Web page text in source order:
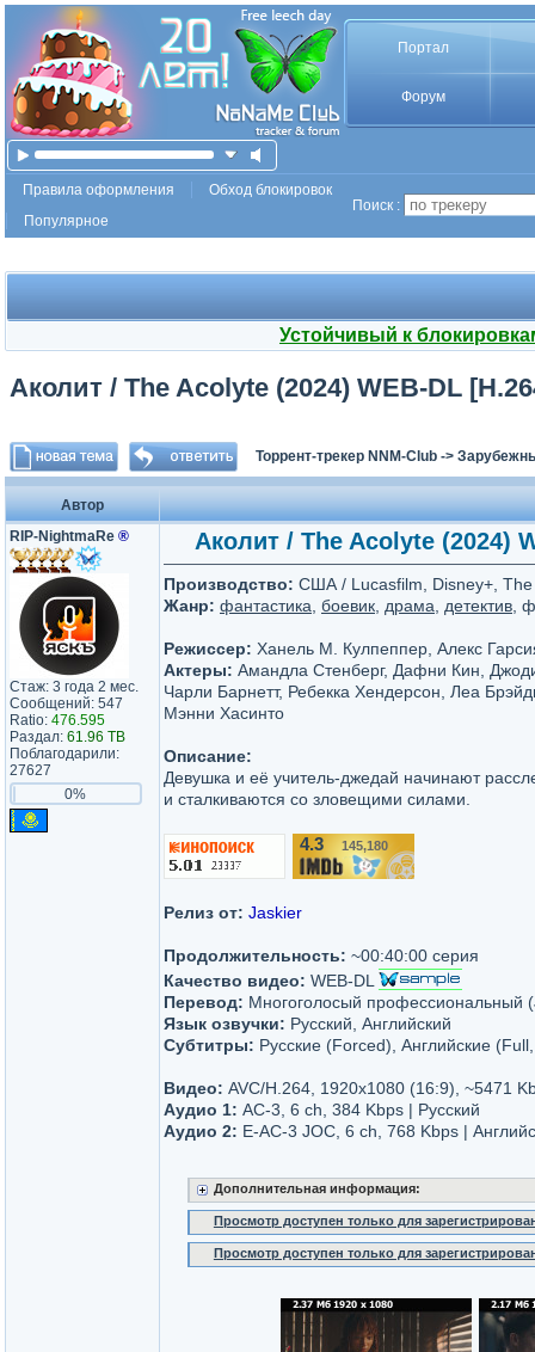
Портал
Форум
Правила оформления
Обход блокировок
Популярное
Поиск :
Устойчивый к
Аколит / The Acolyte (2024) WEB-DL
Торрент-трекер NNM-Club ->
Автор
RIP-NightmaRe ®
Стаж: 3 года 2 мес.
Сообщений: 547
Ratio: 476.595
Раздал: 61.96 TB
Поблагодарили:
27627
0%
Аколит / The Acolyte (2024)
Производство: США / Lucasfilm, Disney+, The
Жанр: фантастика боевик драма детектив ,
Режиссер: Ханель М. Кулпеппер, Алекс
Актеры: Амандла Стенберг, Дафни Кин,
Чарли Барнетт, Ребекка Хендерсон, Леа
Мэнни Хасинто
Описание:
Девушка и её учитель-джедай начинают
и сталкиваются со зловещими силами.
4.3 145,180
Релиз от: Jaskier
Продолжительность: ~00:40:00 серия
Качество видео: WEB-DL
Перевод: Многоголосый профессиональный
Язык озвучки: Русский, Английский
Субтитры: Русские (Forced), Английские
Видео: AVC/H.264, 1920x1080 (16:9), ~5471
Аудио 1: AC-3, 6 ch, 384 Kbps | Русский
Аудио 2: E-AC-3 JOC, 6 ch, 768 Kbps |
Дополнительная информация:
Просмотр доступен только для
Просмотр доступен только для